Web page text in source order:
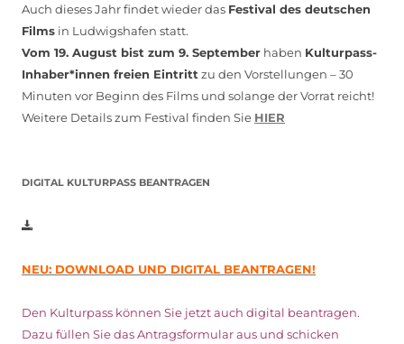
Auch dieses Jahr findet wieder das Festival des deutschen
Films in Ludwigshafen statt.
Vom 19. August bist zum 9. September haben Kulturpass-
Inhaber*innen freien Eintritt zu den Vorstellungen – 30
Minuten vor Beginn des Films und solange der Vorrat reicht!
Weitere Details zum Festival finden Sie HIER
DIGITAL KULTURPASS BEANTRAGEN
NEU: DOWNLOAD UND DIGITAL BEANTRAGEN!
Den Kulturpass können Sie jetzt auch digital beantragen.
Dazu füllen Sie das Antragsformular aus und schicken